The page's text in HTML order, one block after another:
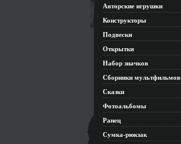
Авторские игрушки
Конструкторы
Подвески
Открытки
Набор значков
Сборники мультфильмов
Сказки
Фотоальбомы
Ранец
Сумка-рюкзак